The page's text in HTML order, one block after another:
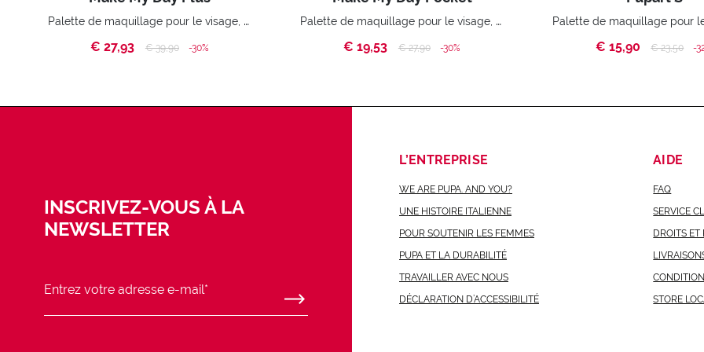
Palette de maquillage pour le visage, les yeux et les lèvres.
€ 27,93
Price reduced from
€ 39,90to -30%
Palette de maquillage pour le visage, les yeux et les lèvres.
€ 19,53
Price reduced from
€ 27,90to -30%
€ 15,90
Price
€ 23,50to -
INSCRIVEZ-VOUS À LA
NEWSLETTER
L’ENTREPRISE
WE ARE PUPA. AND YOU?
UNE HISTOIRE ITALIENNE
POUR SOUTENIR LES FEMMES
PUPA ET LA DURABILITÉ
TRAVAILLER AVEC NOUS
DÉCLARATION D’ACCESSIBILITÉ
AIDE
FAQ
SERVICE
DROITS ET
STORE